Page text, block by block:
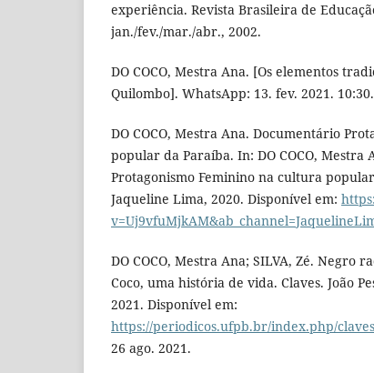
experiência. Revista Brasileira de
jan./fev./mar./abr., 2002.
DO COCO, Mestra Ana. [Os elementos
Quilombo]. WhatsApp: 13. fev. 2021.
DO COCO, Mestra Ana. Documentário
popular da Paraíba. In: DO COCO, Mestra
Protagonismo Feminino na cultura popular
Jaqueline Lima, 2020. Disponível em:
DO COCO, Mestra Ana; SILVA, Zé. Negro
Coco, uma história de vida. Claves. João
2021. Disponível em:
https://periodicos.ufpb.br/index.php/
26 ago. 2021.